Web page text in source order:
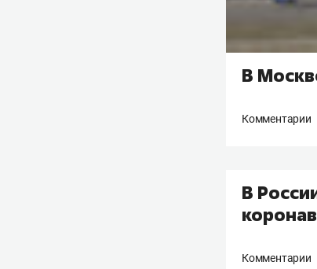
В
Комментарии
В
Комментарии